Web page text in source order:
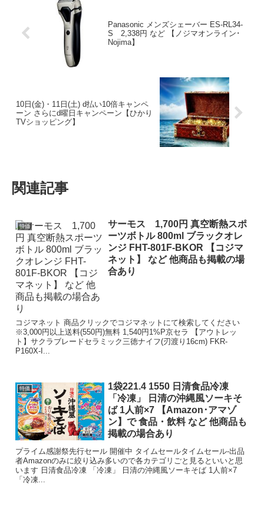
Panasonic メンズシェーバー ES-RL34-
S 2,338円 など 【ノジマオンライン･
Nojima】
10日(金)・11日(土) d払い10倍キャンペ
ーン さらにd曜日キャンペーン【ひかり
TVショッピング】
関連記事
特価
サーモス 1,700円 真空断熱スポ
ーツボトル 800ml ブラックオレ
ンジ FHT-801F-BKOR 【コジマ
ネット】 など 他商品も掲載の場
合あり
コジマネット 商品クリックでコジマネットにて検索してください
※3,000円以上送料(550円)無料 1,540円1%P京セラ 【アウトレッ
ト】サクラブレードセラミック三徳ナイフ(刃渡り16cm) FKR-
P160X-I...
特価
1袋221.4 1550 日清食品冷凍
「冷凍」 日清の沖縄風ソーキそ
ば 1人前×7 【Amazon･アマゾ
ン】で 食品・飲料 など 他商品も
掲載の場合あり
プライム感謝祭先行セール 開催中 タイムセールタイムセール-出品
者Amazonのみに絞り込み多いので各カテゴリごと見るといいと思
います 日清食品冷凍 「冷凍」 日清の沖縄風ソーキそば 1人前×7
「冷凍...